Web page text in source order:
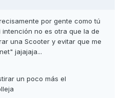
por gente como tú
no es otra que la de
una Scooter y evitar que me
jajajaja...
un poco más el